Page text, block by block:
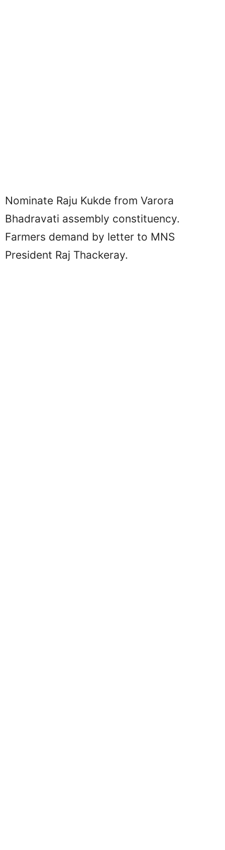
Nominate Raju Kukde from Varora
Bhadravati assembly constituency.
Farmers demand by letter to MNS
President Raj Thackeray.